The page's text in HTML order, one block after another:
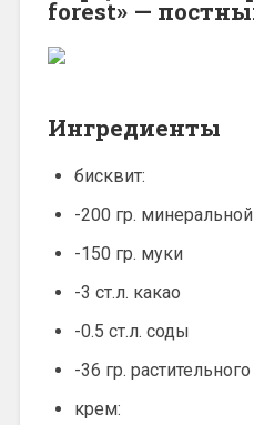
forest» —
Ингредиенты
бисквит:
-200 гр.
-150 гр. муки
-3 ст.л. какао
-0.5 ст.л. соды
-36 гр.
крем: